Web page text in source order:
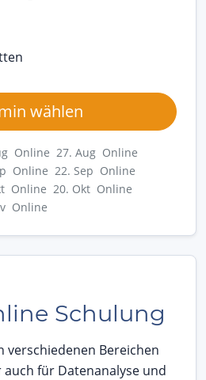
wählen
Online 27. Aug Online
Online 22. Sep Online
Online 20. Okt Online
Online
Schulung
verschiedenen Bereichen
für Datenanalyse und